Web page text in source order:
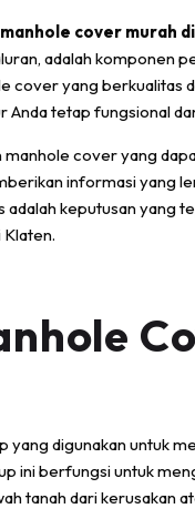
manhole cover murah
adalah komponen
cover yang berkualitas
tetap fungsional
cover yang
informasi yang
keputusan yang
yang digunakan untuk
ini berfungsi untuk
tanah dari kerusakan